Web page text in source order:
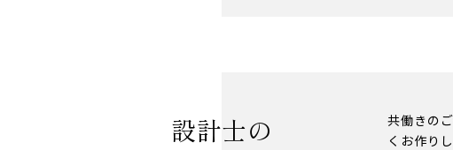
設計士の
共働きの
くお作り